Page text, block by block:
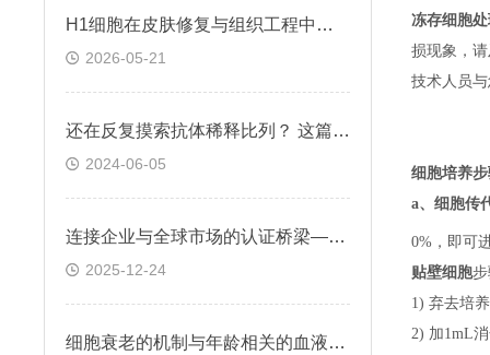
H1细胞在皮肤修复与组织工程中的应用前景
2026-05-21
还在反复摸索抗体稀释比列？ 这篇IHC秘籍快来收好！
2024-06-05
连接企业与全球市场的认证桥梁——ATCC细胞
2025-12-24
细胞衰老的机制与年龄相关的血液凝固有关
冻存细胞
损现象，
技术人员
细胞培养
a、 细胞传
0%，即可
贴壁细胞
1) 弃去培
2) 加1mL